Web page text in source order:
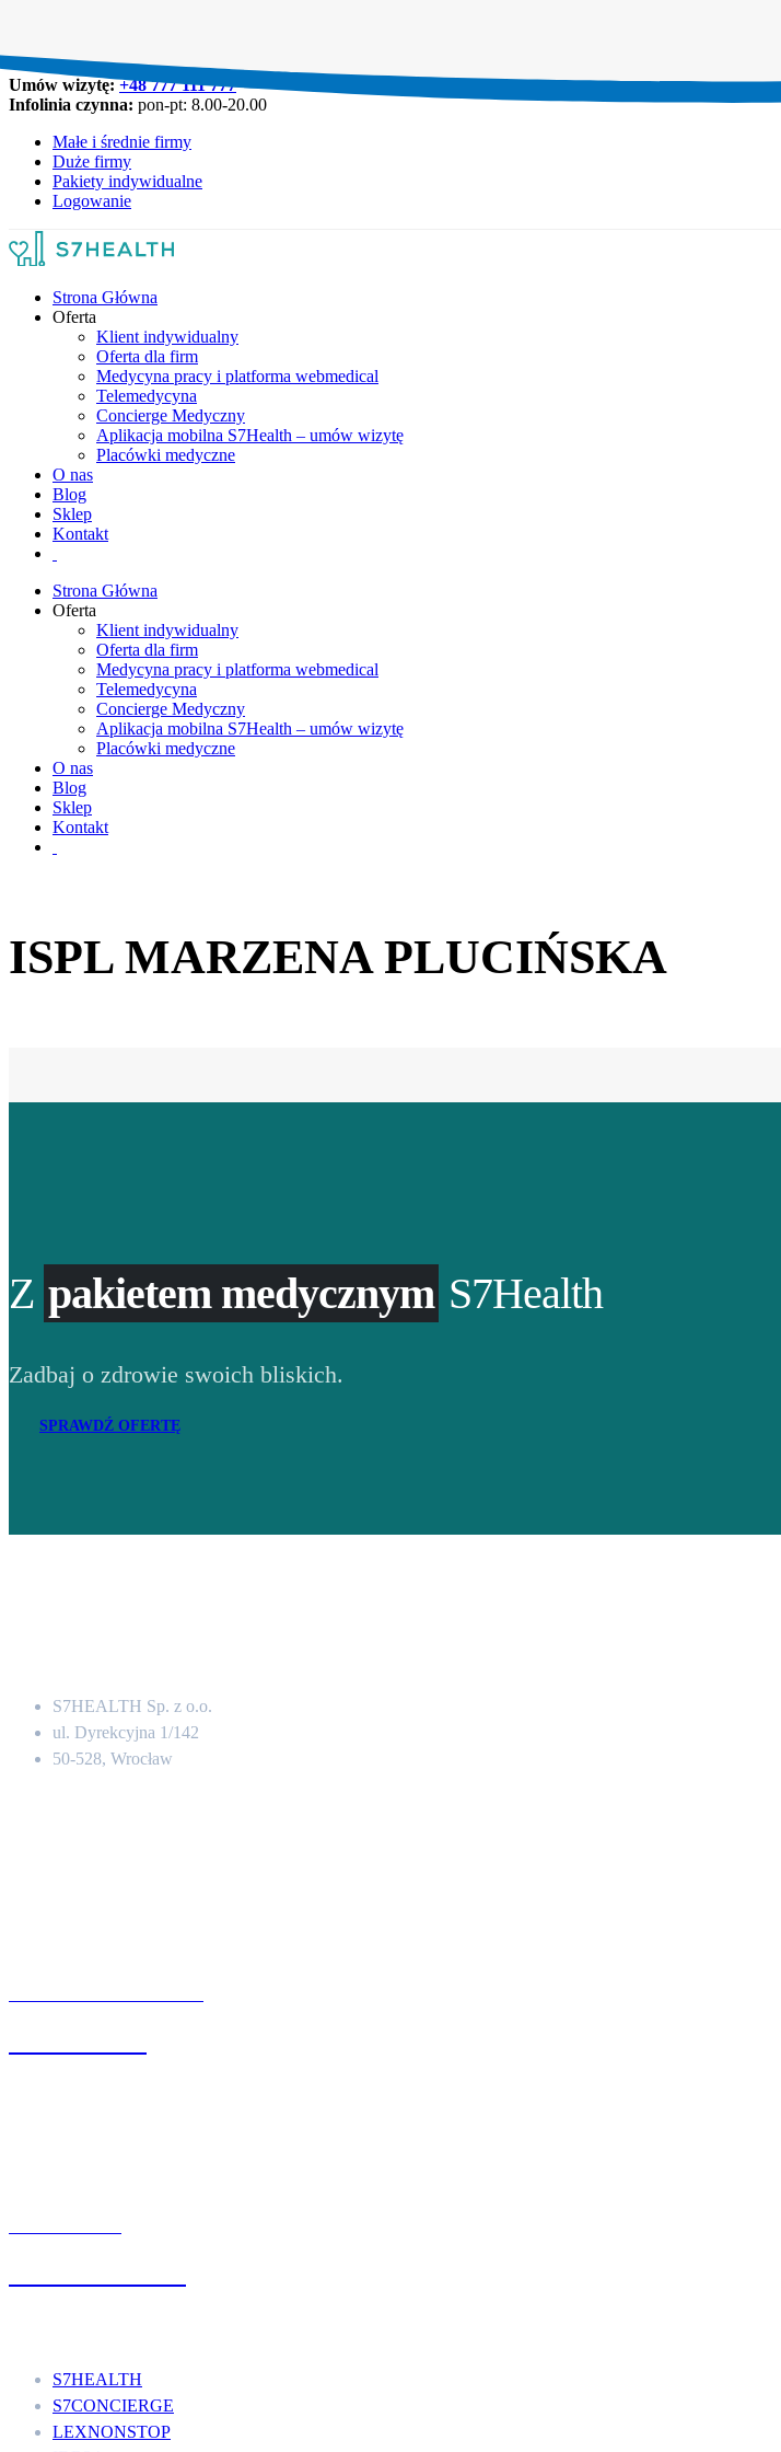
Umów wizytę:+48 777 111 777
Infolinia czynna: pon-pt: 8.00-20.00
Małe i średnie firmy
Duże firmy
Pakiety indywidualne
Logowanie
Strona Główna
Oferta
Klient indywidualny
Oferta dla firm
Medycyna pracy i platforma webmedical
Telemedycyna
Concierge Medyczny
Aplikacja mobilna S7Health – umów wizytę
Placówki medyczne
O nas
Blog
Sklep
Kontakt
Strona Główna
Oferta
Klient indywidualny
Oferta dla firm
Medycyna pracy i platforma webmedical
Telemedycyna
Concierge Medyczny
Aplikacja mobilna S7Health – umów wizytę
Placówki medyczne
O nas
Blog
Sklep
Kontakt
ISPL MARZENA PLUCIŃSKA
Z pakietem medycznym S7Health
Zadbaj o zdrowie swoich bliskich.
SPRAWDŹ OFERTĘ
S7HEALTH Sp. z o.o.
ul. Dyrekcyjna 1/142
50-528, Wrocław
S7HEALTH
S7CONCIERGE
LEXNONSTOP